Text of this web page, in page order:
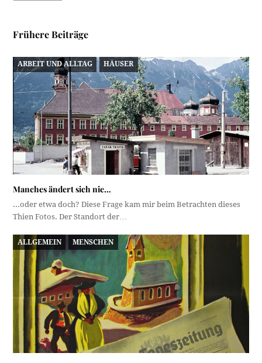
Frühere Beiträge
ARBEIT UND ALLTAG HÄUSER
Manches ändert sich nie…
...oder etwa doch? Diese Frage kam mir beim Betrachten dieses
Thien Fotos. Der Standort der…
ALLGEMEIN MENSCHEN